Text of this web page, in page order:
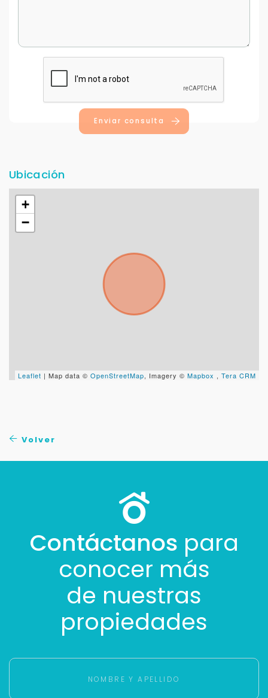
Enviar consulta
Ubicación
+
−
Leaflet | Map data © OpenStreetMap, Imagery © Mapbox , Tera CRM
Volver
Contáctanos para
conocer más
de nuestras
propiedades